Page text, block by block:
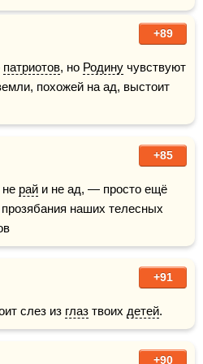
+89
патриотов, но Родину чувствуют
похожей на ад, выстоит
+85
рай и не ад, — просто ещё
наших телесных
+91
слез из глаз твоих детей.
+90